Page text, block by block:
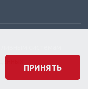
системам
ПРИНЯТЬ